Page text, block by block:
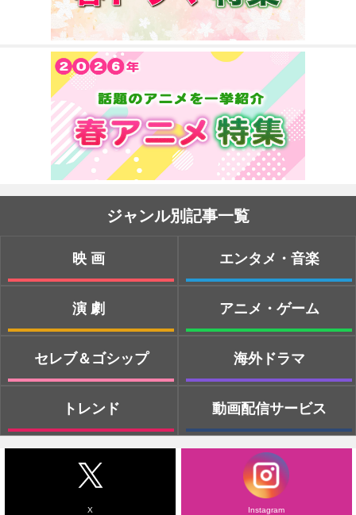
ジャンル別記事一覧
映画
演劇
セレブ＆ゴシップ
トレンド
エンタメ・音楽
アニメ・ゲーム
海外ドラマ
動画配信サービス
X Instagram